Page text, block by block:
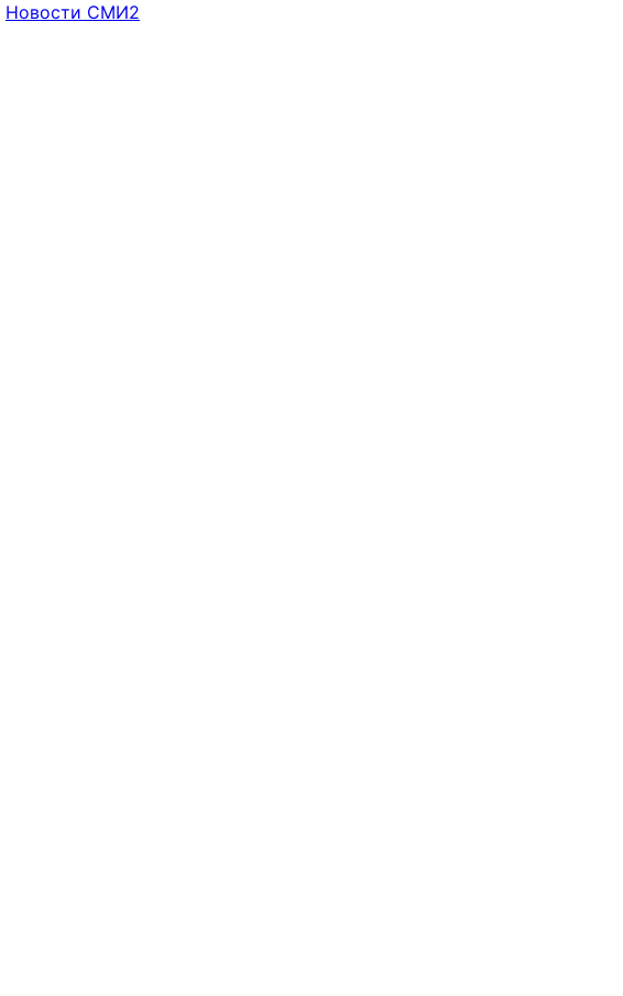
Новости СМИ2